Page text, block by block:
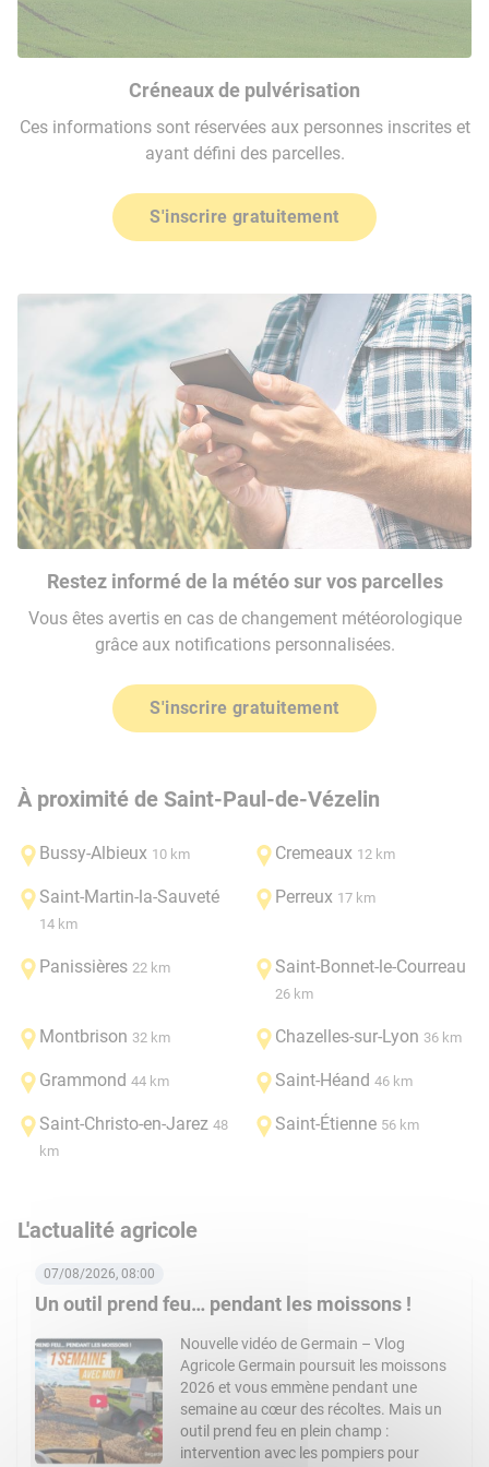
Créneaux de pulvérisation
Ces informations sont réservées aux personnes inscrites et
ayant défini des parcelles.
S'inscrire gratuitement
Restez informé de la météo sur vos parcelles
Vous êtes avertis en cas de changement météorologique
grâce aux notifications personnalisées.
S'inscrire gratuitement
À proximité de Saint-Paul-de-Vézelin
Bussy-Albieux 10 km Cremeaux 12 km
Saint-Martin-la-Sauveté
14 km
Perreux 17 km
Panissières 22 km Saint-Bonnet-le-Courreau
26 km
Montbrison 32 km Chazelles-sur-Lyon 36 km
Grammond 44 km Saint-Héand 46 km
Saint-Christo-en-Jarez 48
km
Saint-Étienne 56 km
L'actualité agricole
Un outil prend feu… pendant les moissons !
07/08/2026, 08:00
Nouvelle vidéo de Germain – Vlog
Agricole Germain poursuit les moissons
2026 et vous emmène pendant une
semaine au cœur des récoltes. Mais un
outil prend feu en plein champ :
intervention avec les pompiers pour